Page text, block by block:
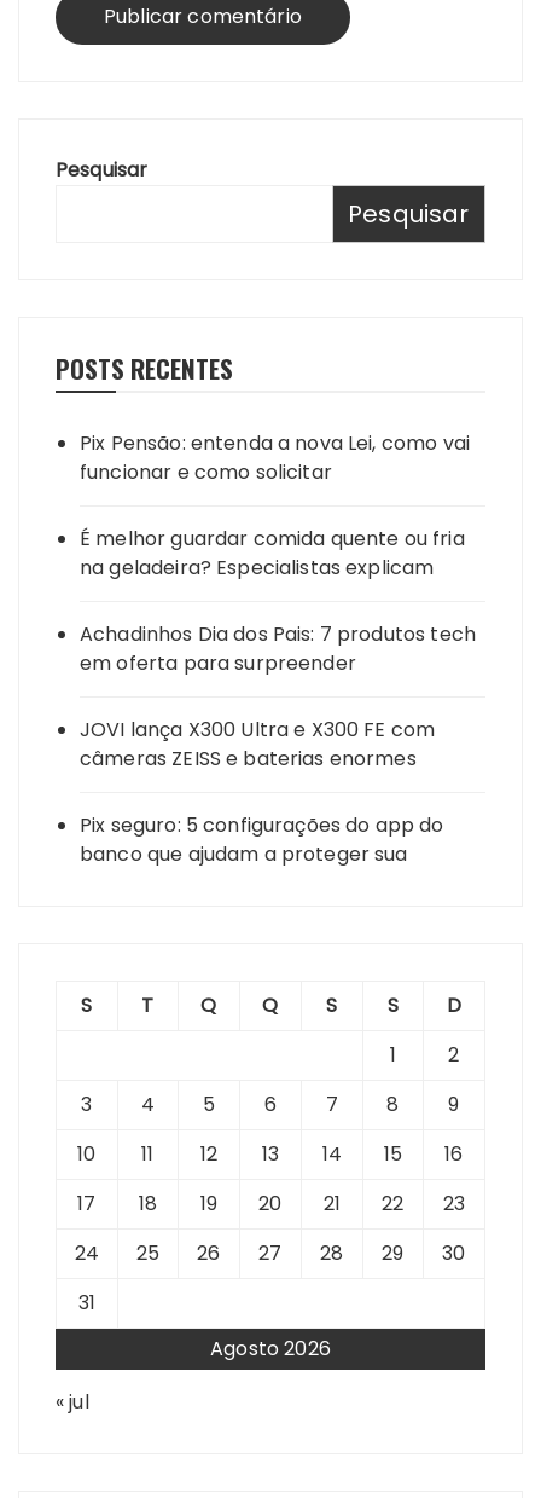
Pesquisar
Pesquisar
POSTS RECENTES
Pix Pensão: entenda a nova Lei, como vai
funcionar e como solicitar
É melhor guardar comida quente ou fria
na geladeira? Especialistas explicam
Achadinhos Dia dos Pais: 7 produtos tech
em oferta para surpreender
JOVI lança X300 Ultra e X300 FE com
câmeras ZEISS e baterias enormes
Pix seguro: 5 configurações do app do
banco que ajudam a proteger sua
Agosto 2026
S T Q Q S S
D
1
2
3
4 5 6 7 8
9
10
11 12 13 14 15
16
17
18 19 20 21 22
23
24
25 26 27 28 29
30
31
« jul